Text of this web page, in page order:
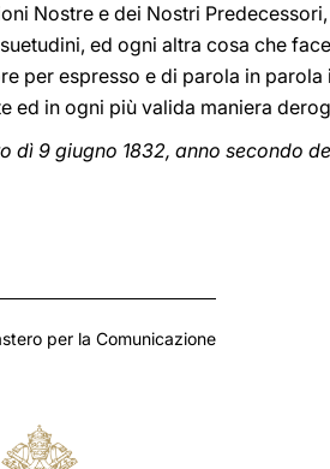
Nostre e dei Nostri
ed ogni altra cosa che
per espresso e di parola in parola
ed in ogni più valida maniera
9 giugno 1832, anno secondo
per la Comunicazione